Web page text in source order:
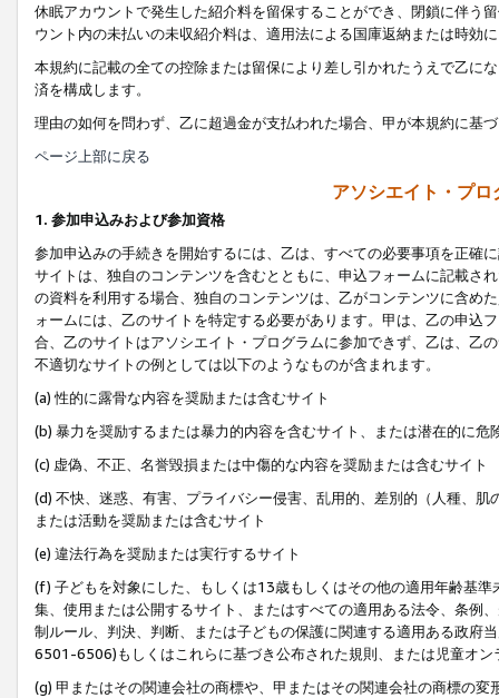
休眠アカウントで発生した紹介料を留保することができ、閉鎖に伴う
ウント内の未払いの未収紹介料は、適用法による国庫返納または時効
本規約に記載の全ての控除または留保により差し引かれたうえで乙に
済を構成します。
理由の如何を問わず、乙に超過金が支払われた場合、甲が本規約に基
ページ上部に戻る
アソシエイト・プ
1. 参加申込みおよび参加資格
参加申込みの手続きを開始するには、乙は、すべての必要事項を正確
サイトは、独自のコンテンツを含むとともに、申込フォームに記載さ
の資料を利用する場合、独自のコンテンツは、乙がコンテンツに含め
ォームには、乙のサイトを特定する必要があります。甲は、乙の申込
合、乙のサイトはアソシエイト・プログラムに参加できず、乙は、乙
不適切なサイトの例としては以下のようなものが含まれます。
(a) 性的に露骨な内容を奨励または含むサイト
(b) 暴力を奨励するまたは暴力的内容を含むサイト、または潜在的に
(c) 虚偽、不正、名誉毀損または中傷的な内容を奨励または含むサイト
(d) 不快、迷惑、有害、プライバシー侵害、乱用的、差別的（人種、
または活動を奨励または含むサイト
(e) 違法行為を奨励または実行するサイト
(f) 子どもを対象にした、もしくは13歳もしくはその他の適用年齢基
集、使用または公開するサイト、またはすべての適用ある法令、条例
制ルール、判決、判断、または子どもの保護に関連する適用ある政府
6501-6506)もしくはこれらに基づき公布された規則、または児童オン
(g) 甲またはその関連会社の商標や、甲またはその関連会社の商標の